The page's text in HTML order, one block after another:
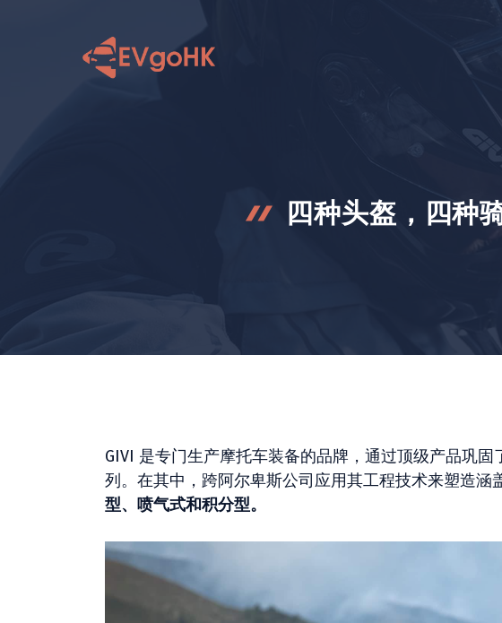
四种头盔，四种
GIVI 是专门生产摩托车装备的品牌，通过顶级产品巩
列。在其中，跨阿尔卑斯公司应用其工程技术来塑造涵
型、喷气式和积分型。